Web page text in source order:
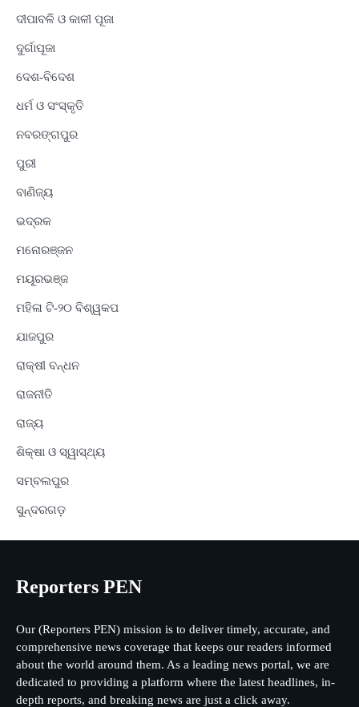
ଦୀପାବଳି ଓ କାଳୀ ପୂଜା
ଦୁର୍ଗାପୂଜା
ଦେଶ-ବିଦେଶ
ଧର୍ମ ଓ ସଂସ୍କୃତି
ନବରଙ୍ଗପୁର
ପୁରୀ
ବାଣିଜ୍ୟ
ଭଦ୍ରକ
ମନୋରଞ୍ଜନ
ମୟୂରଭଞ୍ଜ
ମହିଳା ଟି-୨୦ ବିଶ୍ୱକପ
ଯାଜପୁର
ରାକ୍ଷୀ ବନ୍ଧନ
ରାଜନୀତି
ରାଜ୍ୟ
ଶିକ୍ଷା ଓ ସ୍ୱାସ୍ଥ୍ୟ
ସମ୍ବଲପୁର
ସୁନ୍ଦରଗଡ଼
Reporters PEN
Our (Reporters PEN) mission is to deliver timely, accurate, and
comprehensive news coverage that keeps our readers informed
about the world around them. As a leading news portal, we are
dedicated to providing a platform where the latest headlines, in-
depth reports, and breaking news are just a click away.